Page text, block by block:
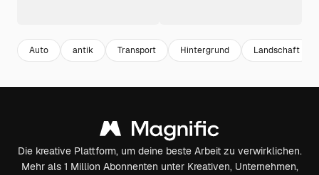
Auto antik Transport Hintergrund Landschaft
Die kreative Plattform, um deine beste Arbeit zu verwirklichen.
Mehr als 1 Million Abonnenten unter Kreativen, Unternehmen,